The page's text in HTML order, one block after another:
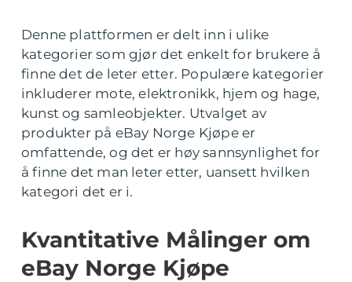
Denne plattformen er delt inn i ulike
kategorier som gjør det enkelt for brukere å
finne det de leter etter. Populære kategorier
inkluderer mote, elektronikk, hjem og hage,
kunst og samleobjekter. Utvalget av
produkter på eBay Norge Kjøpe er
omfattende, og det er høy sannsynlighet for
å finne det man leter etter, uansett hvilken
kategori det er i.
Kvantitative Målinger om
eBay Norge Kjøpe